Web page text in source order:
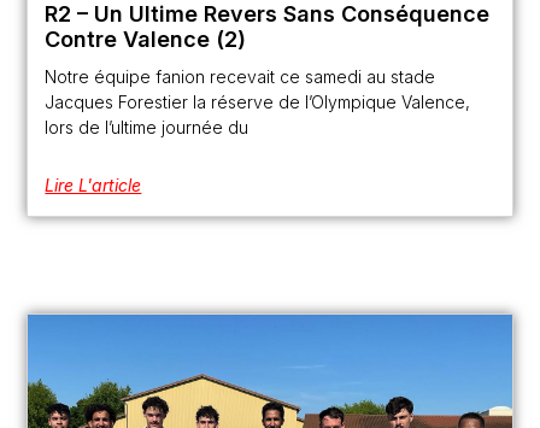
R2 – Un Ultime Revers Sans Conséquence
Contre Valence (2)
Notre équipe fanion recevait ce samedi au stade
Jacques Forestier la réserve de l’Olympique Valence,
lors de l’ultime journée du
Lire L'article